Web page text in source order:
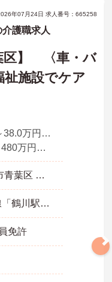
年07月24日 求人番号：665258
護職求人
区】 〈車・バ
祉施設でケア
月収 32.5万円～38.0万円程度（諸手当込）
年収 390万円～480万円程度（諸手当込）
神奈川県 横浜市青葉区 奈良町881-13
小田急小田原線「鶴川駅」バス・車13分
免許